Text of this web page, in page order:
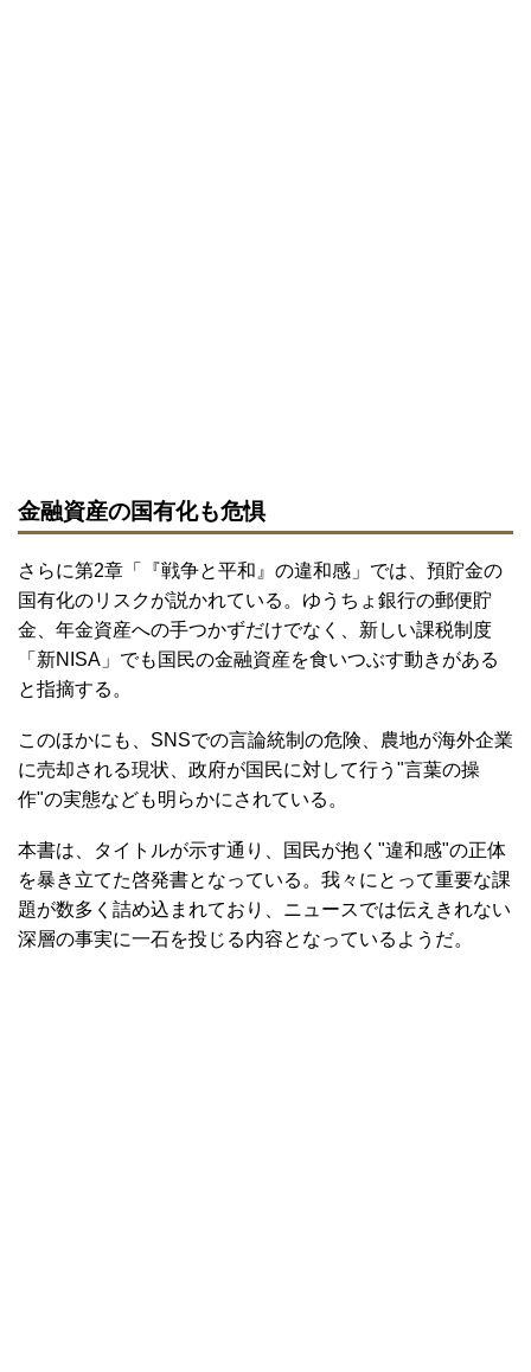
金融資産の国有化も危惧
さらに第2章「『戦争と平和』の違和感」では、預貯金の
国有化のリスクが説かれている。ゆうちょ銀行の郵便貯
金、年金資産への手つかずだけでなく、新しい課税制度
「新NISA」でも国民の金融資産を食いつぶす動きがある
と指摘する。
このほかにも、SNSでの言論統制の危険、農地が海外企業
に売却される現状、政府が国民に対して行う"言葉の操
作"の実態なども明らかにされている。
本書は、タイトルが示す通り、国民が抱く"違和感"の正体
を暴き立てた啓発書となっている。我々にとって重要な課
題が数多く詰め込まれており、ニュースでは伝えきれない
深層の事実に一石を投じる内容となっているようだ。